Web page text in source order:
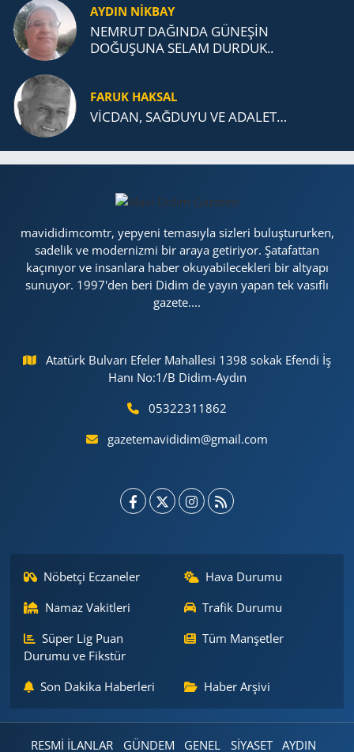
AYDIN NİKBAY
NEMRUT DAĞINDA GÜNEŞİN
DOĞUŞUNA SELAM DURDUK..
FARUK HAKSAL
VİCDAN, SAĞ­DU­YU VE ADA­LET…
mavididimcomtr, yepyeni temasıyla sizleri buluştururken,
sadelik ve modernizmi bir araya getiriyor. Şatafattan
kaçınıyor ve insanlara haber okuyabilecekleri bir altyapı
sunuyor. 1997'den beri Didim de yayın yapan tek vasıflı
gazete....
Atatürk Bulvarı Efeler Mahallesi 1398 sokak Efendi İş
Hanı No:1/B Didim-Aydın
05322311862
gazetemavididim@gmail.com
Nöbetçi Eczaneler
Hava Durumu
Namaz Vakitleri
Trafik Durumu
Süper Lig Puan
Durumu ve Fikstür
Tüm Manşetler
Son Dakika Haberleri Haber Arşivi
RESMİ İLANLAR GÜNDEM GENEL SİYASET AYDIN